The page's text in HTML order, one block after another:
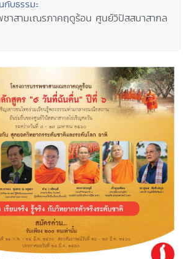
กับธรรมะ
ชาสามเณรภาคฤดูร้อน ศูนย์วิปัสสนาสากล